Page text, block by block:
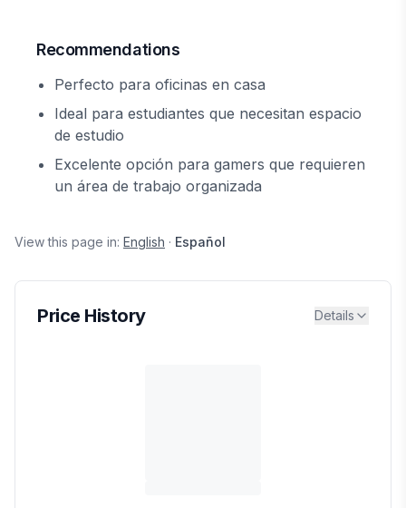
Recommendations
Perfecto para oficinas en casa
Ideal para estudiantes que necesitan espacio
de estudio
Excelente opción para gamers que requieren
un área de trabajo organizada
View this page in: English · Español
Price History Details